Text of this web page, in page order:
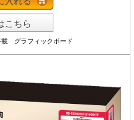
こちら
グラフィックボード